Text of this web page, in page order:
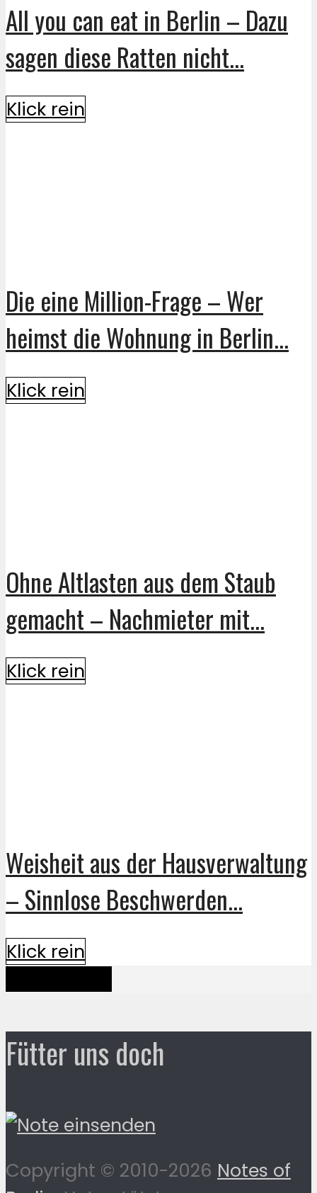
All you can eat in Berlin – Dazu
sagen diese Ratten nicht...
Klick rein
Die eine Million-Frage – Wer
heimst die Wohnung in Berlin...
Klick rein
Ohne Altlasten aus dem Staub
gemacht – Nachmieter mit...
Klick rein
Weisheit aus der Hausverwaltung
– Sinnlose Beschwerden...
Klick rein
Fütter uns doch
Copyright © 2010-2026 Notes of